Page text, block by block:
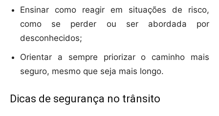
Ensinar como reagir em situações de risco,
como se perder ou ser abordada por
desconhecidos;
Orientar a sempre priorizar o caminho mais
seguro, mesmo que seja mais longo.
Dicas de segurança no trânsito